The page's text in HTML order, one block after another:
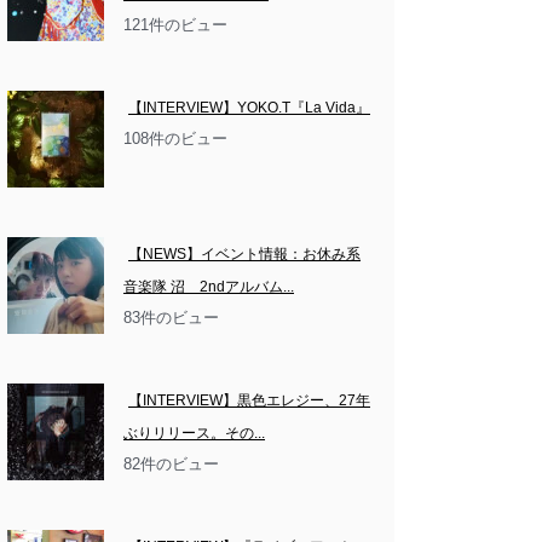
121件のビュー
【INTERVIEW】YOKO.T『La Vida』
108件のビュー
【NEWS】イベント情報：お休み系
音楽隊 沼　2ndアルバム...
83件のビュー
【INTERVIEW】黒色エレジー、27年
ぶりリリース。その...
82件のビュー